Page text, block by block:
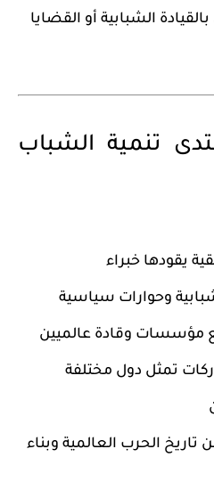
الشبابية أو القضايا
تنمية الشباب
يقودها خبراء
وحوارات سياسية
مؤسسات وقادة عالميين
تمثل دول مختلفة
الحرب العالمية وبناء